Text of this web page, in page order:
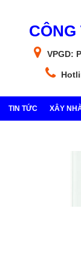
VPGD:
TIN TỨC XÂY